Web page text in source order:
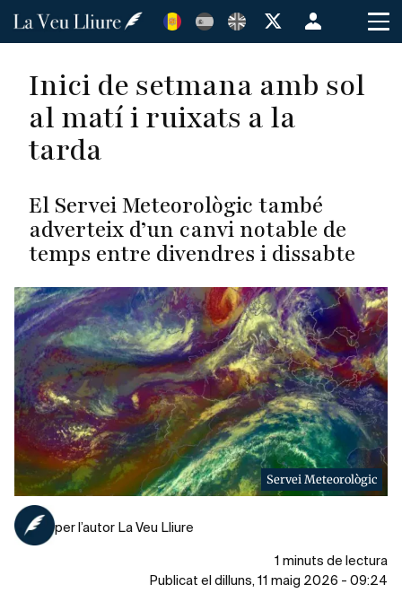
Vés
Menú
de
cuenta
de
Inici de setmana amb sol
al matí i ruixats a la
tarda
El Servei Meteorològic també
adverteix d’un canvi notable de
temps entre divendres i dissabte
Servei Meteorològic
per l’autor La Veu Lliure
1 minuts de lectura
Publicat el dilluns, 11 maig 2026 - 09:24